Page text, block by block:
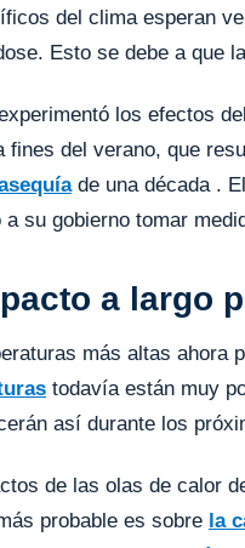
del clima esperan
Esto se debe a que
los efectos del
fines del verano, que
de una década .
a su gobierno tomar
a largo
más altas ahora
todavía están muy
así durante los
de las olas de calor
probable es sobre la